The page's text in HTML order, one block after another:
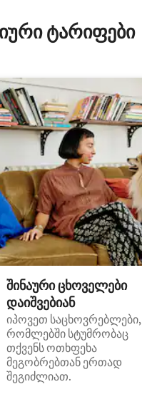
ტარიფები
შინაური ცხოველები
დაიშვებიან
იპოვეთ საცხოვრებლები,
რომლებში სტუმრობაც
თქვენს ოთხფეხა
მეგობრებთან ერთად
შეგიძლიათ.